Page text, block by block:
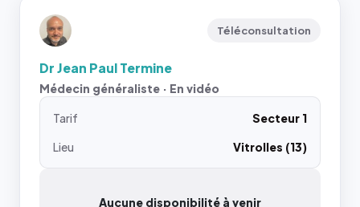
Téléconsultation
Dr Jean Paul Termine
Médecin généraliste · En vidéo
Tarif
Secteur 1
Lieu
Vitrolles (13)
Aucune disponibilité à venir